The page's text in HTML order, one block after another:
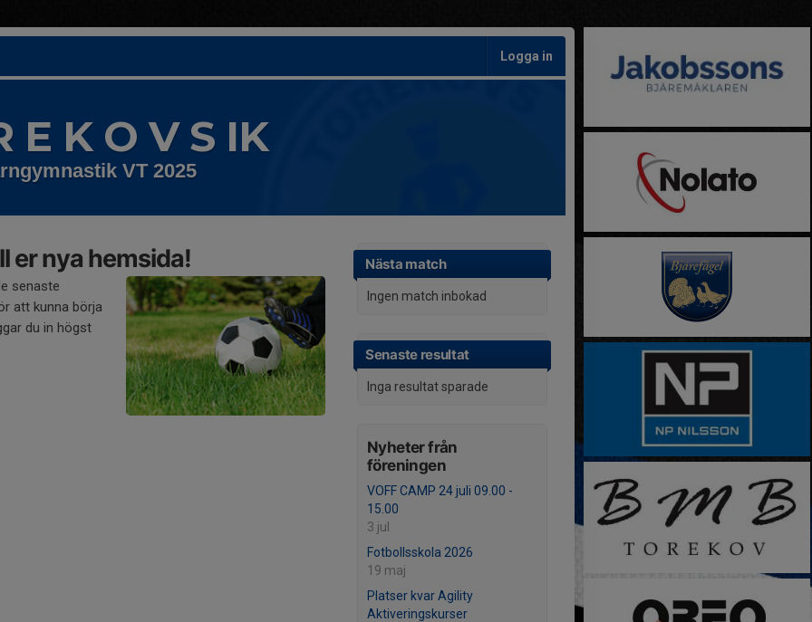
Logga in
E K O V S IK
VT 2025
Nästa match
Ingen match inbokad
Senaste resultat
Inga resultat sparade
Nyheter från
föreningen
VOFF CAMP 24 juli 09.00 -
15.00
3 jul
Fotbollsskola 2026
19 maj
Platser kvar Agility
Aktiveringskurser
er nya hemsida!
senaste
att kunna börja
du in högst